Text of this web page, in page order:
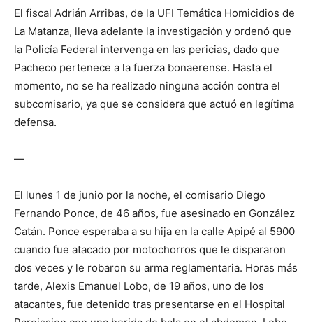
El fiscal Adrián Arribas, de la UFI Temática Homicidios de
La Matanza, lleva adelante la investigación y ordenó que
la Policía Federal intervenga en las pericias, dado que
Pacheco pertenece a la fuerza bonaerense. Hasta el
momento, no se ha realizado ninguna acción contra el
subcomisario, ya que se considera que actuó en legítima
defensa.
—
El lunes 1 de junio por la noche, el comisario Diego
Fernando Ponce, de 46 años, fue asesinado en González
Catán. Ponce esperaba a su hija en la calle Apipé al 5900
cuando fue atacado por motochorros que le dispararon
dos veces y le robaron su arma reglamentaria. Horas más
tarde, Alexis Emanuel Lobo, de 19 años, uno de los
atacantes, fue detenido tras presentarse en el Hospital